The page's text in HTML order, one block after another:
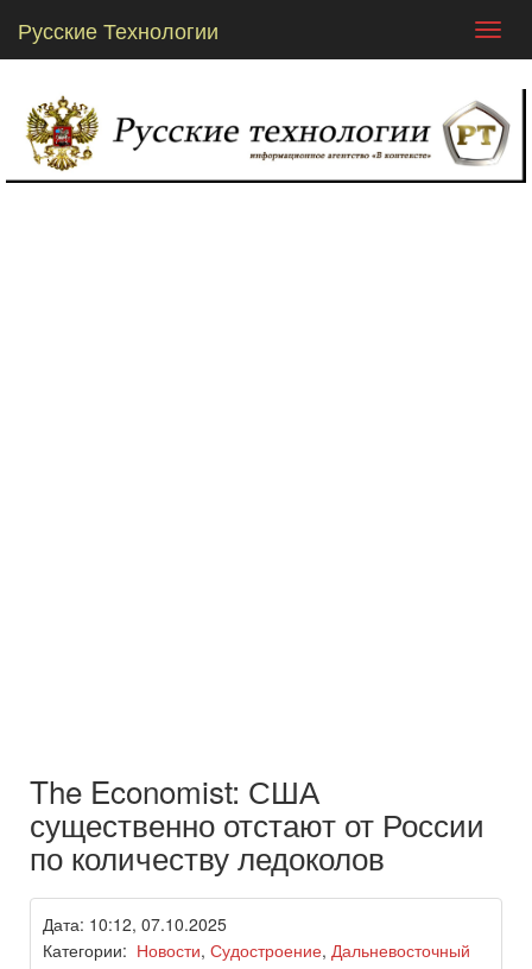
Русские Технологии
The Economist: США
существенно отстают от России
по количеству ледоколов
Дата: 10:12, 07.10.2025
Категории: Новости, Судостроение, Дальневосточный